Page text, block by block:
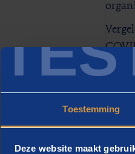
Toestemming
Deze website maakt
jaar